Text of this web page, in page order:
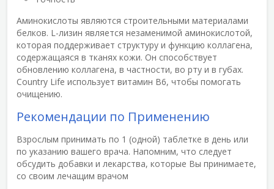
Аминокислоты являются строительными материалами
белков. L-лизин является незаменимой аминокислотой,
которая поддерживает структуру и функцию коллагена,
содержащаяся в тканях кожи. Он способствует
обновлению коллагена, в частности, во рту и в губах.
Country Life использует витамин B6, чтобы помогать
очищению.
Рекомендации по Применению
Взрослым принимать по 1 (одной) таблетке в день или
по указанию вашего врача. Напомним, что следует
обсудить добавки и лекарства, которые Вы принимаете,
со своим лечащим врачом